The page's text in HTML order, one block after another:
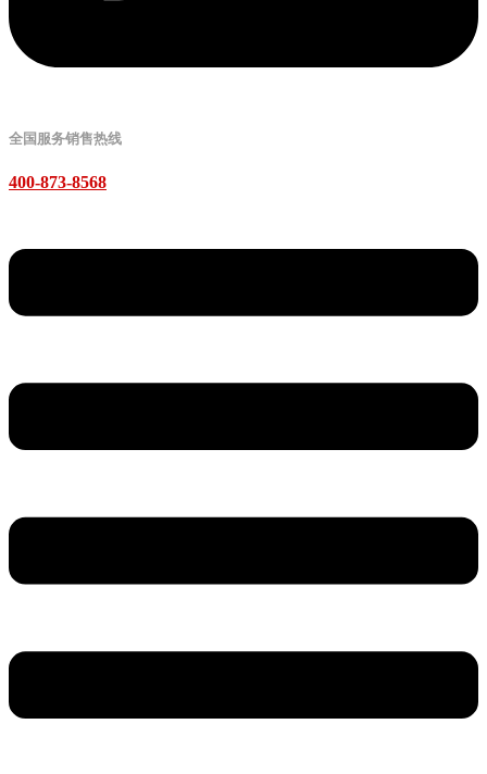
全国服务销售热线
400-873-8568